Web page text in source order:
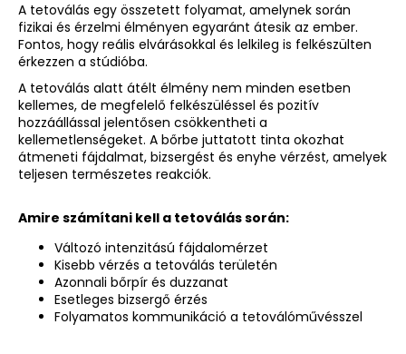
A tetoválás egy összetett folyamat, amelynek során
fizikai és érzelmi élményen egyaránt átesik az ember.
Fontos, hogy reális elvárásokkal és lelkileg is felkészülten
érkezzen a stúdióba.
A tetoválás alatt átélt élmény nem minden esetben
kellemes, de megfelelő felkészüléssel és pozitív
hozzáállással jelentősen csökkentheti a
kellemetlenségeket. A bőrbe juttatott tinta okozhat
átmeneti fájdalmat, bizsergést és enyhe vérzést, amelyek
teljesen természetes reakciók.
Amire számítani kell a tetoválás során:
Változó intenzitású fájdalomérzet
Kisebb vérzés a tetoválás területén
Azonnali bőrpír és duzzanat
Esetleges bizsergő érzés
Folyamatos kommunikáció a tetoválóművésszel